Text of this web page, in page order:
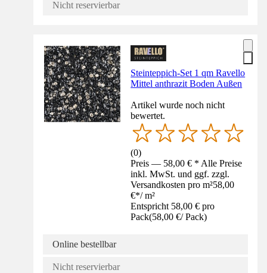
Nicht reservierbar
Steinteppich-Set 1 qm Ravello
Mittel anthrazit Boden Außen
Artikel wurde noch nicht
bewertet.
(0)
Preis — 58,00 € * Alle Preise
inkl. MwSt. und ggf. zzgl.
Versandkosten pro m²58,00
€*/ m²
Entspricht 58,00 € pro
Pack(58,00 €/ Pack)
Online bestellbar
Nicht reservierbar